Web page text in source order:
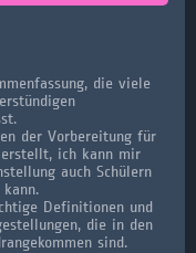
die viele
der Vorbereitung für
ich kann mir
auch Schülern
Definitionen und
die in den
sind.